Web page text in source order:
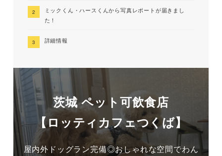
ミックくん・ハースくんから写真レポートが届きまし
た！
詳細情報
茨城 ペット可飲食店
【ロッティカフェつくば】
屋内外ドッグラン完備◎おしゃれな空間でわん